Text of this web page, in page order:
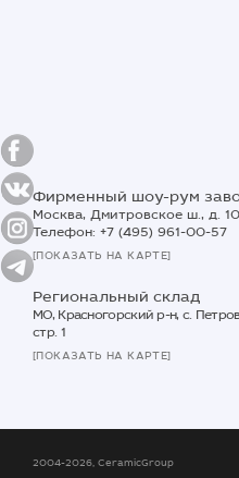
Фирменный шоу-рум
Москва, Дмитровское ш., д.
Телефон: +7 (495) 961-00-57
[ПОКАЗАТЬ НА КАРТЕ]
Региональный склад
МО, Красногорский р-н, с.
стр. 1
[ПОКАЗАТЬ НА КАРТЕ]
2004-2026, CeramicGroup